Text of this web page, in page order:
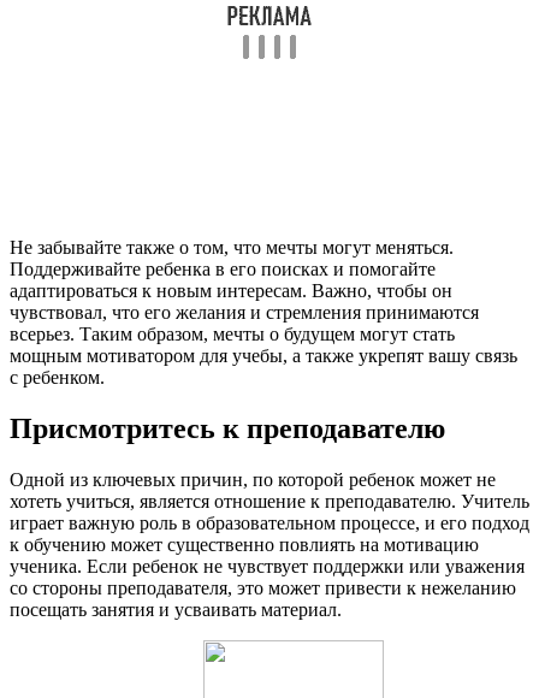
Не забывайте также о том, что мечты могут меняться.
Поддерживайте ребенка в его поисках и помогайте
адаптироваться к новым интересам. Важно, чтобы он
чувствовал, что его желания и стремления принимаются
всерьез. Таким образом, мечты о будущем могут стать
мощным мотиватором для учебы, а также укрепят вашу связь
с ребенком.
Присмотритесь к преподавателю
Одной из ключевых причин, по которой ребенок может не
хотеть учиться, является отношение к преподавателю. Учитель
играет важную роль в образовательном процессе, и его подход
к обучению может существенно повлиять на мотивацию
ученика. Если ребенок не чувствует поддержки или уважения
со стороны преподавателя, это может привести к нежеланию
посещать занятия и усваивать материал.